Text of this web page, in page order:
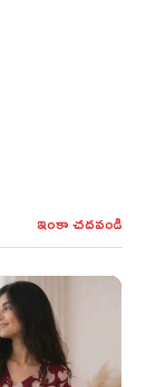
ఇంకా చదవండి